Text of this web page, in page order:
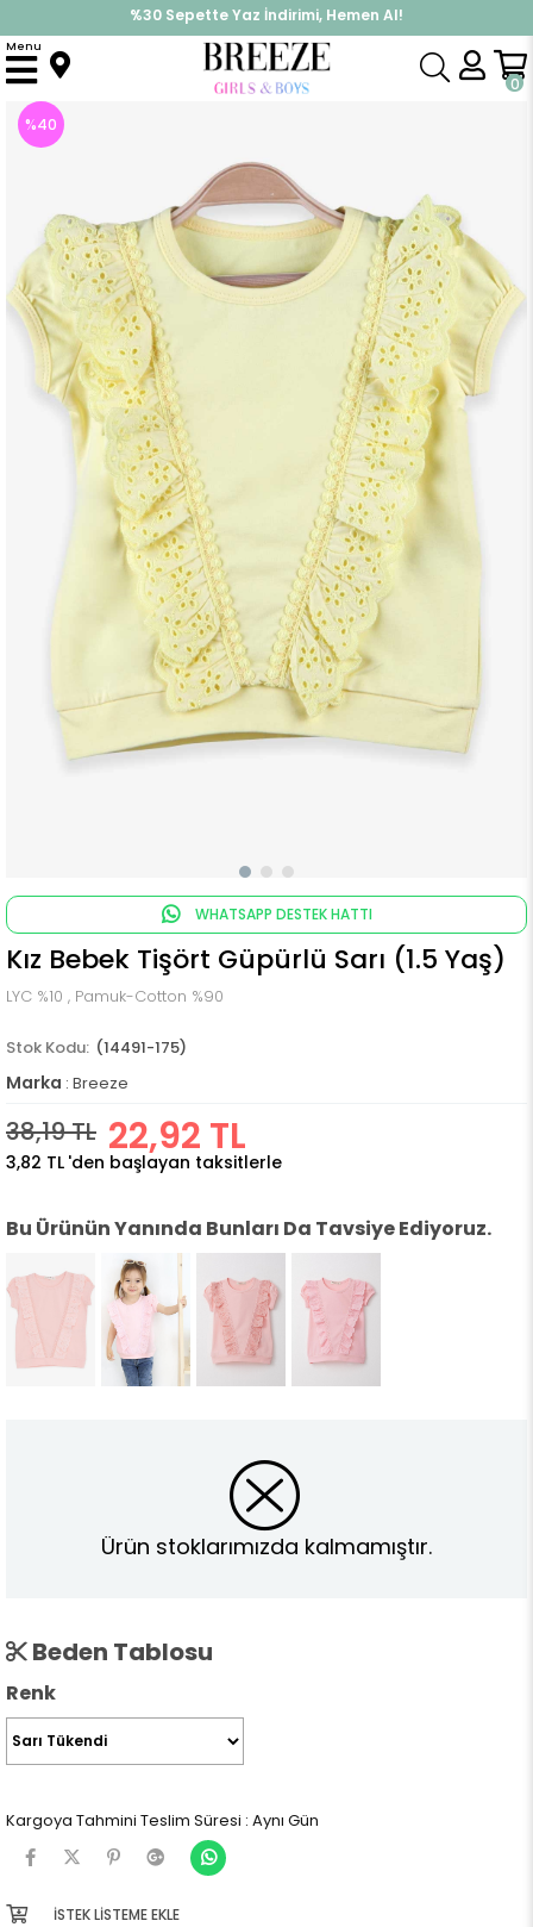
%30 Sepette Yaz İndirimi, Hemen Al!
İndirimlere ek %10 İndirimi Kap, Hemen Üye Ol!
0
Menu
Anasayfa Üst Giyim Tişört
%40
WHATSAPP DESTEK HATTI
Kız Bebek Tişört Güpürlü Sarı (1.5 Yaş)
LYC %10 , Pamuk-Cotton %90
(14491-175)
Marka : Breeze
38,19 TL 22,92 TL
3,82 TL 'den başlayan taksitlerle
Bu Ürünün Yanında Bunları Da Tavsiye Ediyoruz.
Ürün stoklarımızda kalmamıştır.
Beden Tablosu
Renk
Kargoya Tahmini Teslim Süresi : Aynı Gün
İSTEK LISTEME EKLE